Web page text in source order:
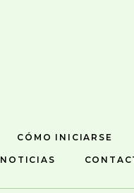
CÓMO INICIARSE
NOTICIAS